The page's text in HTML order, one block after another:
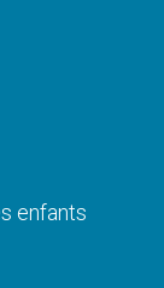
enfants